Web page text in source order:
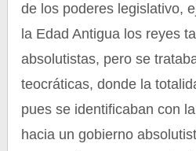
de los poderes legislativo,
la Edad Antigua los reyes
absolutistas, pero se
teocráticas, donde la
pues se identificaban con
hacia un gobierno